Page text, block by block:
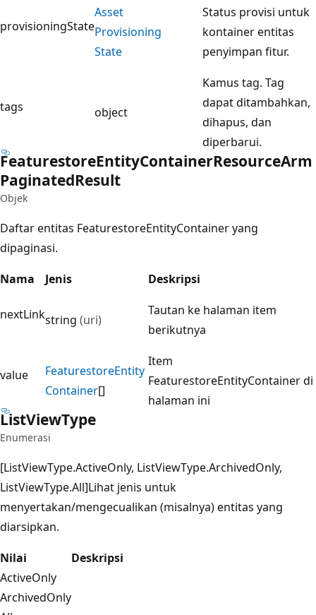
provisioningState
Asset
Provisioning
State
Status provisi untuk
kontainer entitas
penyimpan fitur.
tags object
Kamus tag. Tag
dapat ditambahkan,
dihapus, dan
diperbarui.
FeaturestoreEntityContainerResourceArm
PaginatedResult
Objek
Daftar entitas FeaturestoreEntityContainer yang
dipaginasi.
Nama
Jenis Deskripsi
nextLinkstring (uri)
Tautan ke halaman item
berikutnya
value FeaturestoreEntity
Container[]
Item
FeaturestoreEntityContainer di
halaman ini
ListViewType
Enumerasi
[ListViewType.ActiveOnly, ListViewType.ArchivedOnly,
ListViewType.All]Lihat jenis untuk
menyertakan/mengecualikan (misalnya) entitas yang
diarsipkan.
Nilai
Deskripsi
ActiveOnly
ArchivedOnly